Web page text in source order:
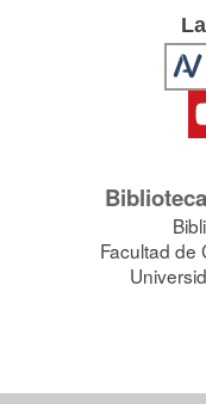
Facultad de